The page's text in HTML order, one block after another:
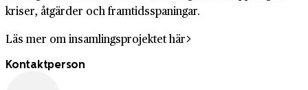
kriser, åtgärder och framtidsspaningar.
Läs mer om insamlingsprojektet här
Kontaktperson